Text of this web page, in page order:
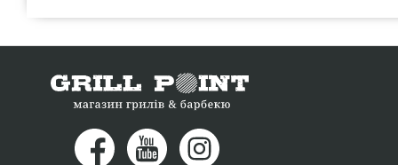
Поінт. Привабливі пропозиції на Комплекти садових
інтернет магазину Гриль Поінт. Зателефонуйте
Дніпропетровськ, Хмельницький, Львів